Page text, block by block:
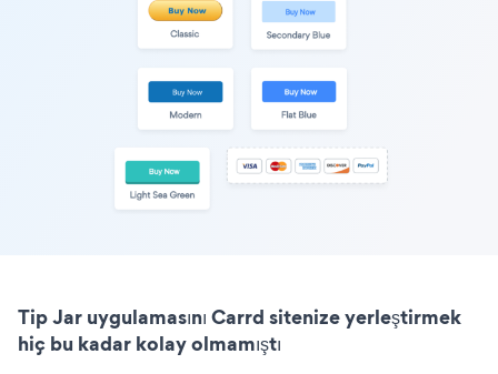
Tip Jar uygulamasını Carrd sitenize yerleştirmek
hiç bu kadar kolay olmamıştı